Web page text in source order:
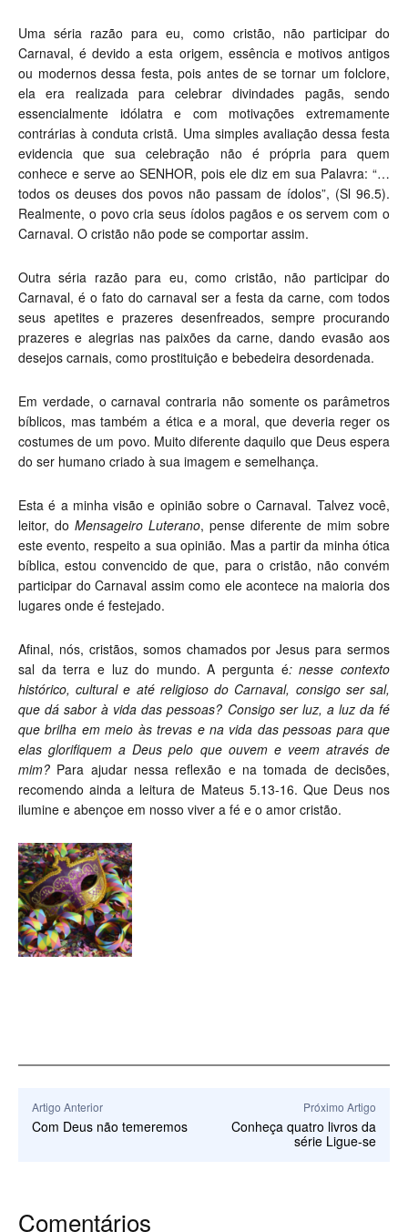
Uma séria razão para eu, como cristão, não participar do
Carnaval, é devido a esta origem, essência e motivos antigos
ou modernos dessa festa, pois antes de se tornar um folclore,
ela era realizada para celebrar divindades pagãs, sendo
essencialmente idólatra e com motivações extremamente
contrárias à conduta cristã. Uma simples avaliação dessa festa
evidencia que sua celebração não é própria para quem
conhece e serve ao SENHOR, pois ele diz em sua Palavra: “…
todos os deuses dos povos não passam de ídolos”, (Sl 96.5).
Realmente, o povo cria seus ídolos pagãos e os servem com o
Carnaval. O cristão não pode se comportar assim.
Outra séria razão para eu, como cristão, não participar do
Carnaval, é o fato do carnaval ser a festa da carne, com todos
seus apetites e prazeres desenfreados, sempre procurando
prazeres e alegrias nas paixões da carne, dando evasão aos
desejos carnais, como prostituição e bebedeira desordenada.
Em verdade, o carnaval contraria não somente os parâmetros
bíblicos, mas também a ética e a moral, que deveria reger os
costumes de um povo. Muito diferente daquilo que Deus espera
do ser humano criado à sua imagem e semelhança.
Esta é a minha visão e opinião sobre o Carnaval. Talvez você,
leitor, do Mensageiro Luterano, pense diferente de mim sobre
este evento, respeito a sua opinião. Mas a partir da minha ótica
bíblica, estou convencido de que, para o cristão, não convém
participar do Carnaval assim como ele acontece na maioria dos
lugares onde é festejado.
Afinal, nós, cristãos, somos chamados por Jesus para sermos
sal da terra e luz do mundo. A pergunta é: nesse contexto
histórico, cultural e até religioso do Carnaval, consigo ser sal,
que dá sabor à vida das pessoas? Consigo ser luz, a luz da fé
que brilha em meio às trevas e na vida das pessoas para que
elas glorifiquem a Deus pelo que ouvem e veem através de
mim? Para ajudar nessa reflexão e na tomada de decisões,
recomendo ainda a leitura de Mateus 5.13-16. Que Deus nos
ilumine e abençoe em nosso viver a fé e o amor cristão.
Artigo Anterior
Com Deus não temeremos
Próximo Artigo
Conheça quatro livros da
série Ligue-se
Comentários